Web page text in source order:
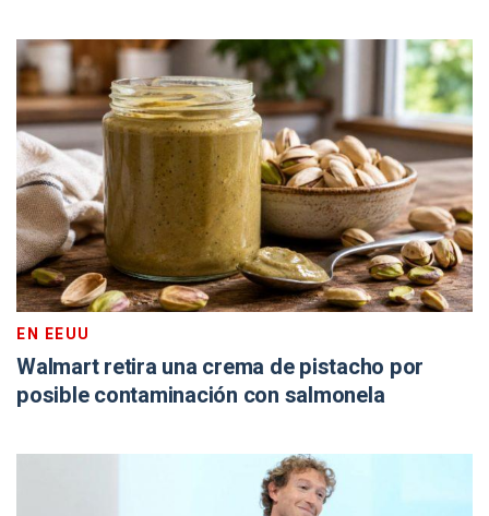
EN EEUU
Walmart retira una crema de pistacho por
posible contaminación con salmonela